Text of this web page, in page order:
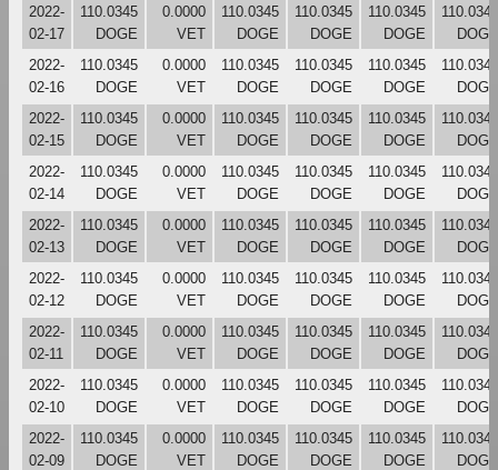
2022-
02-17
110.0345
DOGE
0.0000
VET
110.0345
DOGE
110.0345
DOGE
110.0345
DOGE
110.0345
DOGE
2022-
02-16
110.0345
DOGE
0.0000
VET
110.0345
DOGE
110.0345
DOGE
110.0345
DOGE
110.0345
DOGE
2022-
02-15
110.0345
DOGE
0.0000
VET
110.0345
DOGE
110.0345
DOGE
110.0345
DOGE
110.0345
DOGE
2022-
02-14
110.0345
DOGE
0.0000
VET
110.0345
DOGE
110.0345
DOGE
110.0345
DOGE
110.0345
DOGE
2022-
02-13
110.0345
DOGE
0.0000
VET
110.0345
DOGE
110.0345
DOGE
110.0345
DOGE
110.0345
DOGE
2022-
02-12
110.0345
DOGE
0.0000
VET
110.0345
DOGE
110.0345
DOGE
110.0345
DOGE
110.0345
DOGE
2022-
02-11
110.0345
DOGE
0.0000
VET
110.0345
DOGE
110.0345
DOGE
110.0345
DOGE
110.0345
DOGE
2022-
02-10
110.0345
DOGE
0.0000
VET
110.0345
DOGE
110.0345
DOGE
110.0345
DOGE
110.0345
DOGE
2022-
02-09
110.0345
DOGE
0.0000
VET
110.0345
DOGE
110.0345
DOGE
110.0345
DOGE
110.0345
DOGE